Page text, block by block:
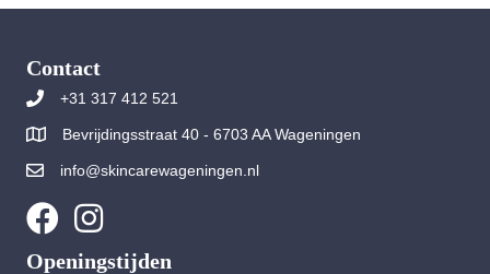
Contact
+31 317 412 521
Bevrijdingsstraat 40 - 6703 AA Wageningen
info@skincarewageningen.nl
Openingstijden